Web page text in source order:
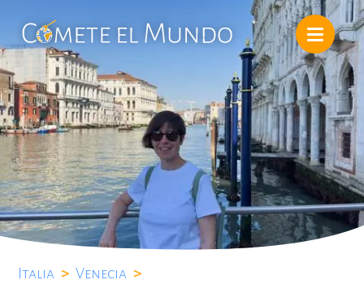
Italia > Venecia >